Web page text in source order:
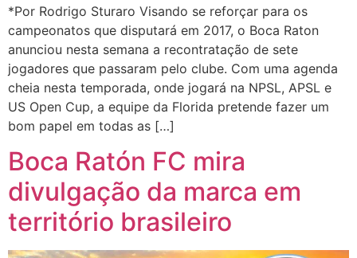
*Por Rodrigo Sturaro Visando se reforçar para os
campeonatos que disputará em 2017, o Boca Raton
anunciou nesta semana a recontratação de sete
jogadores que passaram pelo clube. Com uma agenda
cheia nesta temporada, onde jogará na NPSL, APSL e
US Open Cup, a equipe da Florida pretende fazer um
bom papel em todas as […]
Boca Ratón FC mira
divulgação da marca em
território brasileiro